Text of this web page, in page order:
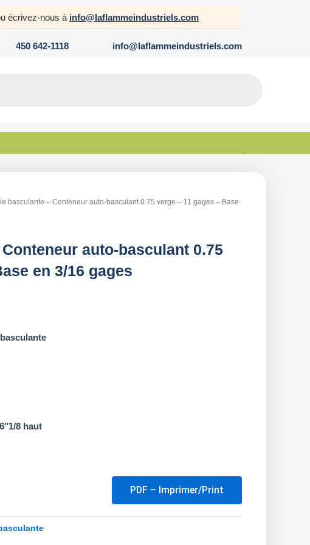
écrivez-nous à info@laflammeindustriels.com
450 642-1118 info@laflammeindustriels.com
basculante – Conteneur auto-basculant 0.75 verge – 11 gages – Base
auto-basculant 0.75
en 3/16 gages
8 haut
PDF – Imprimer/Print